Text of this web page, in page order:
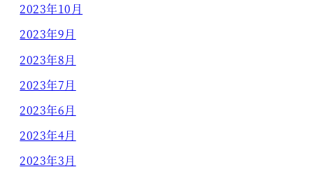
2023年10月
2023年9月
2023年8月
2023年7月
2023年6月
2023年4月
2023年3月